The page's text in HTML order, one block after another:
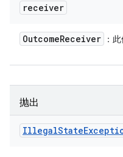
receiver
OutcomeReceiver ：
抛出
IllegalState